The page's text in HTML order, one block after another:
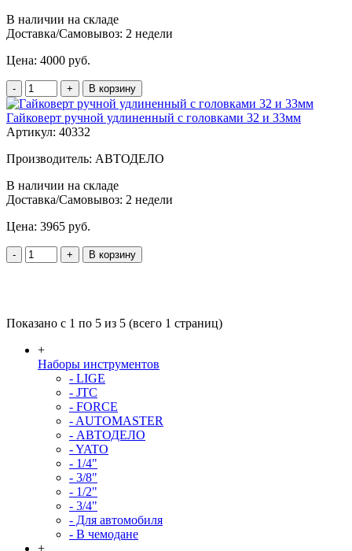
+
Наборы инструментов
- LIGE
- JTC
- FORCE
- AUTOMASTER
- АВТОДЕЛО
- YATO
- 1/4"
- 3/8"
- 1/2"
- 3/4"
- Для автомобиля
- В чемодане
+
В наличии на складе
Доставка/Самовывоз: 2 недели
Цена: 4000 руб.
- + В корзину
Гайковерт ручной удлиненный с головками 32 и 33мм
Артикул: 40332
Производитель: АВТОДЕЛО
В наличии на складе
Доставка/Самовывоз: 2 недели
Цена: 3965 руб.
- + В корзину
Показано с 1 по 5 из 5 (всего 1 страниц)